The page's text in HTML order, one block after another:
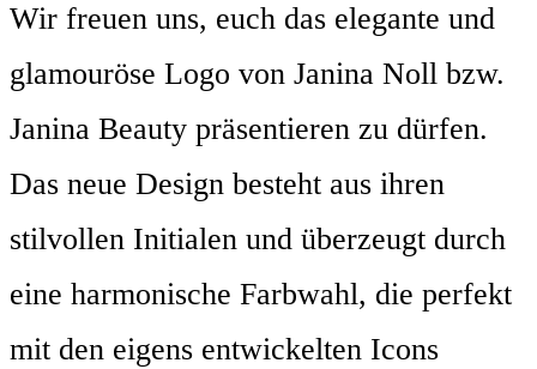
Wir freuen uns, euch das elegante und
glamouröse Logo von Janina Noll bzw.
Janina Beauty präsentieren zu dürfen.
Das neue Design besteht aus ihren
stilvollen Initialen und überzeugt durch
eine harmonische Farbwahl, die perfekt
mit den eigens entwickelten Icons